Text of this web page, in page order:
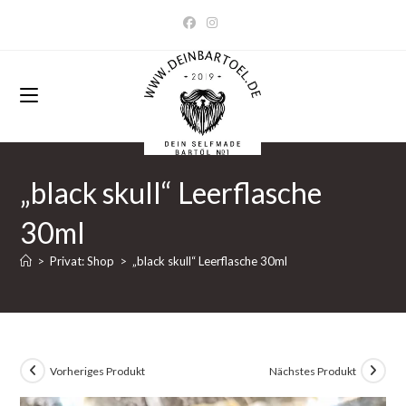
„black skull“ Leerflasche
30ml
> Privat: Shop > „black skull“ Leerflasche 30ml
Vorheriges Produkt Nächstes Produkt